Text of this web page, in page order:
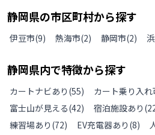
静岡県の市区町村から探す
伊豆市(9) 熱海市(2) 静岡市(2)
静岡県内で特徴から探す
カートナビあり (55) カート乗り入れ
富士山が見える(42) 宿泊施設あり (
練習場あり (72) EV充電器あり (8)